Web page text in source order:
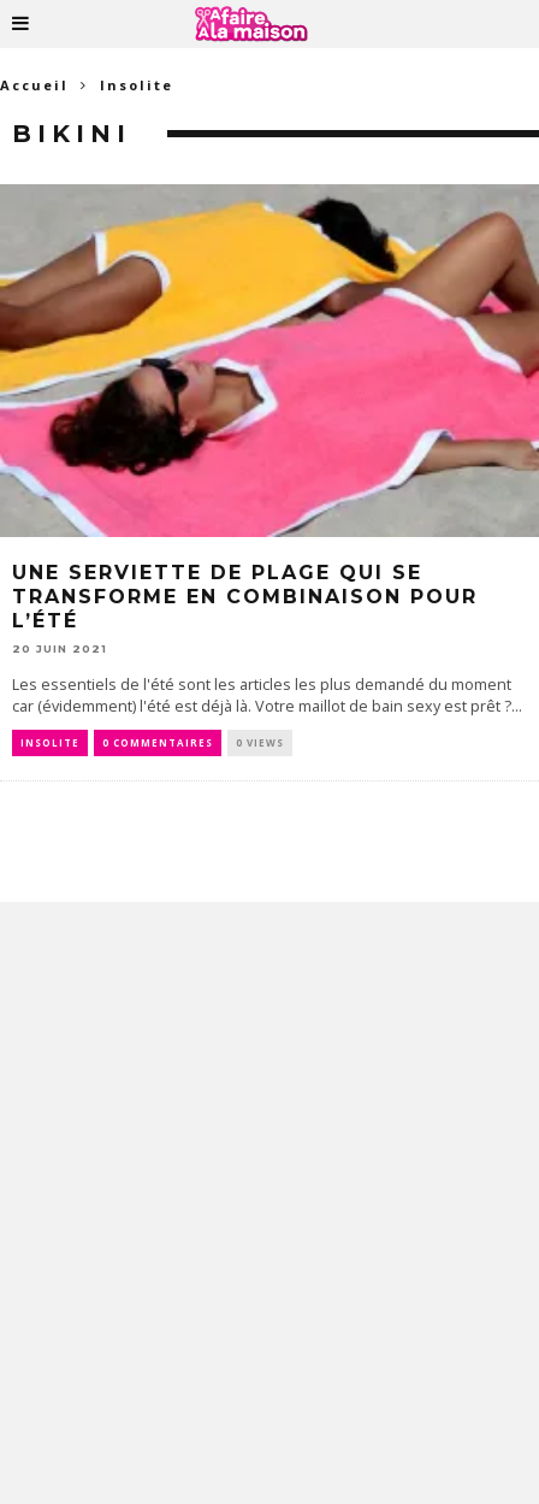
Accueil Insolite
BIKINI
UNE SERVIETTE DE PLAGE QUI SE
TRANSFORME EN COMBINAISON POUR
L’ÉTÉ
20 JUIN 2021
Les essentiels de l'été sont les articles les plus demandé du moment
car (évidemment) l'été est déjà là. Votre maillot de bain sexy est prêt ?...
INSOLITE 0 COMMENTAIRES 0 VIEWS